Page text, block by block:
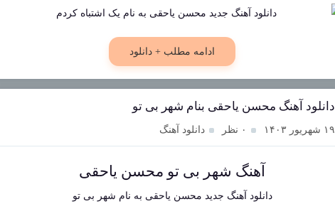
ادامه مطلب + دانلود
دانلود آهنگ محسن یاحقی بنام شهر بی تو
۱۹ شهریور ۱۴۰۳ ۰ نظر دانلود آهنگ
آهنگ شهر بی تو محسن یاحقی
دانلود آهنگ جدید محسن یاحقی به نام شهر بی تو